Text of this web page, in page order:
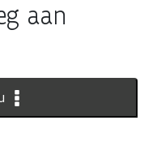
aan